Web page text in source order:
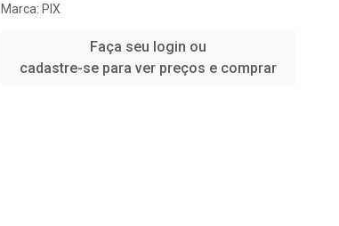
Marca: PIX
Faça seu login ou
cadastre-se para ver preços e comprar